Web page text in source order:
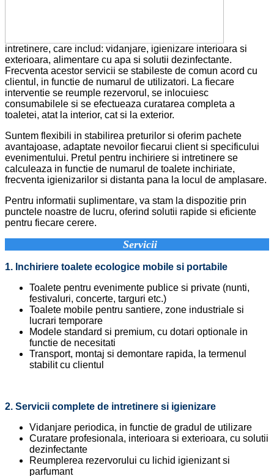
intretinere, care includ: vidanjare, igienizare interioara si
exterioara, alimentare cu apa si solutii dezinfectante.
Frecventa acestor servicii se stabileste de comun acord cu
clientul, in functie de numarul de utilizatori. La fiecare
interventie se reumple rezervorul, se inlocuiesc
consumabilele si se efectueaza curatarea completa a
toaletei, atat la interior, cat si la exterior.
Suntem flexibili in stabilirea preturilor si oferim pachete
avantajoase, adaptate nevoilor fiecarui client si specificului
evenimentului. Pretul pentru inchiriere si intretinere se
calculeaza in functie de numarul de toalete inchiriate,
frecventa igienizarilor si distanta pana la locul de amplasare.
Pentru informatii suplimentare, va stam la dispozitie prin
punctele noastre de lucru, oferind solutii rapide si eficiente
pentru fiecare cerere.
Servicii
1. Inchiriere toalete ecologice mobile si portabile
Toalete pentru evenimente publice si private (nunti,
festivaluri, concerte, targuri etc.)
Toalete mobile pentru santiere, zone industriale si
lucrari temporare
Modele standard si premium, cu dotari optionale in
functie de necesitati
Transport, montaj si demontare rapida, la termenul
stabilit cu clientul
2. Servicii complete de intretinere si igienizare
Vidanjare periodica, in functie de gradul de utilizare
Curatare profesionala, interioara si exterioara, cu solutii
dezinfectante
Reumplerea rezervorului cu lichid igienizant si
parfumant